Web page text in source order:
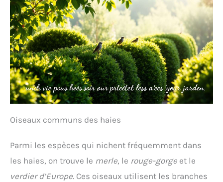
Oiseaux communs des haies
Parmi les espèces qui nichent fréquemment dans
les haies, on trouve le merle, le rouge-gorge et le
verdier d’Europe. Ces oiseaux utilisent les branches